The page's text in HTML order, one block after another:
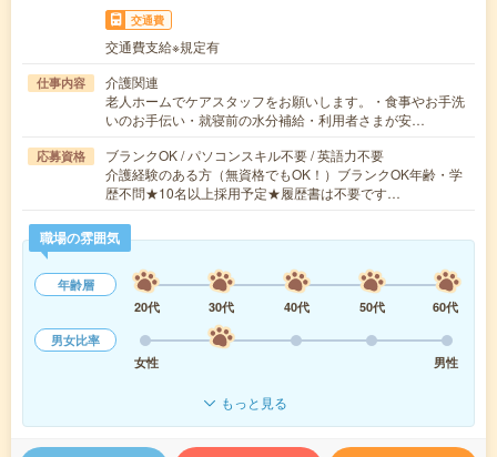
交通費
交通費支給※規定有
仕事内容
介護関連
老人ホームでケアスタッフをお願いします。・食事やお手洗
いのお手伝い・就寝前の水分補給・利用者さまが安…
応募資格
ブランクOK / パソコンスキル不要 / 英語力不要
介護経験のある方（無資格でもOK！）ブランクOK年齢・学
歴不問★10名以上採用予定★履歴書は不要です…
職場の雰囲気
年齢層
20代
30代 40代 50代
60代
男女比率
女性
男性
もっと見る